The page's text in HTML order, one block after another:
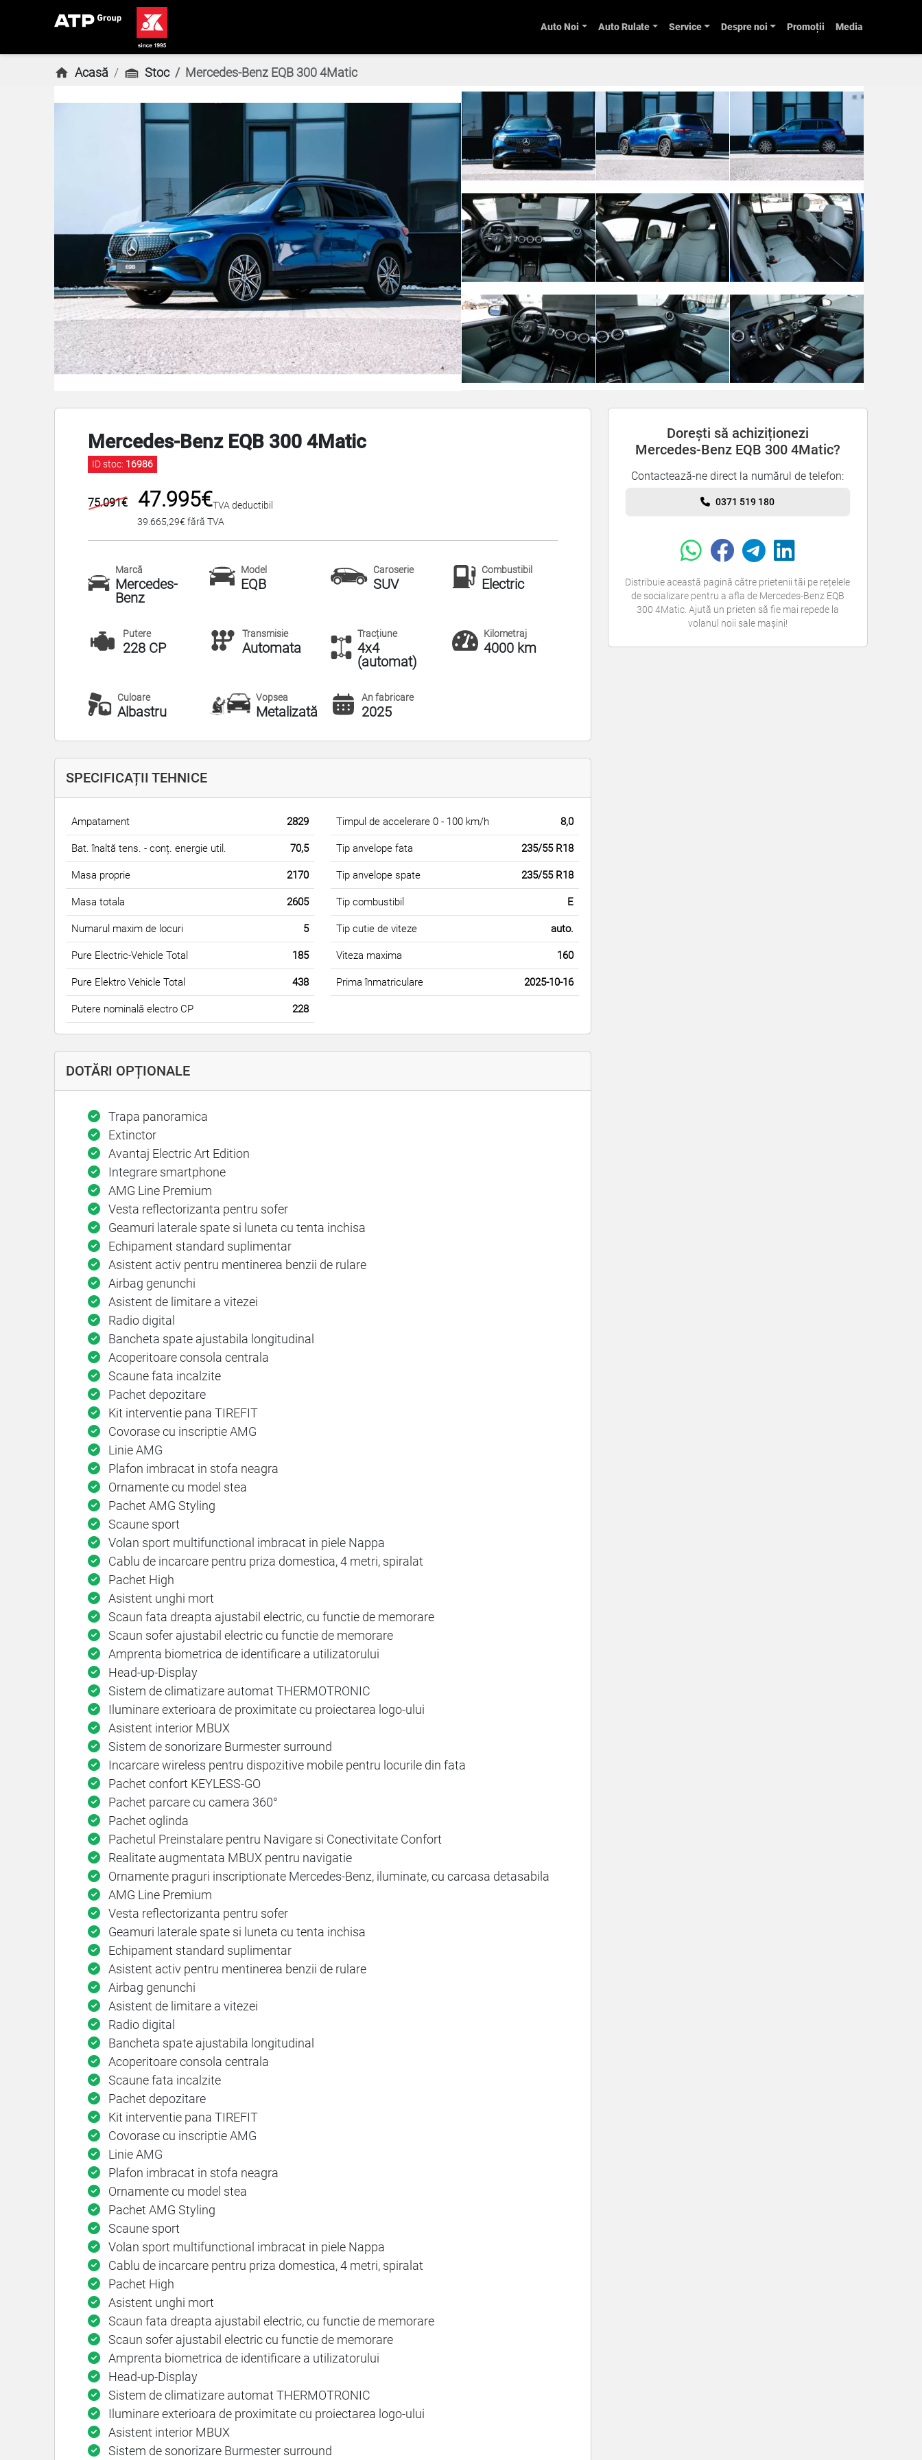
Auto Noi Auto Rulate Service Despre noi Promoții Media
Acasă Stoc Mercedes-Benz EQB 300 4Matic
Mercedes-Benz EQB 300 4Matic
ID stoc: 16986
75.091€ 47.995€TVA deductibil
39.665,29€ fără TVA
Marcă
Mercedes-
Benz
Model
EQB
Caroserie
SUV
Combustibil
Electric
Putere
228 CP
Transmisie
Automata
Tracțiune
4x4
(automat)
Kilometraj
4000 km
Culoare
Albastru
Vopsea
Metalizată
An fabricare
2025
SPECIFICAȚII TEHNICE
Ampatament 2829
Bat. înaltă tens. - conț. energie util. 70,5
Masa proprie 2170
Masa totala 2605
Numarul maxim de locuri 5
Pure Electric-Vehicle Total 185
Pure Elektro Vehicle Total 438
Putere nominală electro CP 228
Timpul de accelerare 0 - 100 km/h 8,0
Tip anvelope fata 235/55 R18
Tip anvelope spate 235/55 R18
Tip combustibil E
Tip cutie de viteze auto.
Viteza maxima 160
Prima înmatriculare 2025-10-16
DOTĂRI OPȚIONALE
Trapa panoramica
Extinctor
Avantaj Electric Art Edition
Integrare smartphone
AMG Line Premium
Vesta reflectorizanta pentru sofer
Geamuri laterale spate si luneta cu tenta inchisa
Echipament standard suplimentar
Asistent activ pentru mentinerea benzii de rulare
Airbag genunchi
Asistent de limitare a vitezei
Radio digital
Bancheta spate ajustabila longitudinal
Acoperitoare consola centrala
Scaune fata incalzite
Pachet depozitare
Kit interventie pana TIREFIT
Covorase cu inscriptie AMG
Linie AMG
Plafon imbracat in stofa neagra
Ornamente cu model stea
Pachet AMG Styling
Scaune sport
Volan sport multifunctional imbracat in piele Nappa
Cablu de incarcare pentru priza domestica, 4 metri, spiralat
Pachet High
Asistent unghi mort
Scaun fata dreapta ajustabil electric, cu functie de memorare
Scaun sofer ajustabil electric cu functie de memorare
Amprenta biometrica de identificare a utilizatorului
Head-up-Display
Sistem de climatizare automat THERMOTRONIC
Iluminare exterioara de proximitate cu proiectarea logo-ului
Asistent interior MBUX
Sistem de sonorizare Burmester surround
Incarcare wireless pentru dispozitive mobile pentru locurile din fata
Pachet confort KEYLESS-GO
Pachet parcare cu camera 360°
Pachet oglinda
Pachetul Preinstalare pentru Navigare si Conectivitate Confort
Realitate augmentata MBUX pentru navigatie
Ornamente praguri inscriptionate Mercedes-Benz, iluminate, cu carcasa detasabila
AMG Line Premium
Vesta reflectorizanta pentru sofer
Geamuri laterale spate si luneta cu tenta inchisa
Echipament standard suplimentar
Asistent activ pentru mentinerea benzii de rulare
Airbag genunchi
Asistent de limitare a vitezei
Radio digital
Bancheta spate ajustabila longitudinal
Acoperitoare consola centrala
Scaune fata incalzite
Pachet depozitare
Kit interventie pana TIREFIT
Covorase cu inscriptie AMG
Linie AMG
Plafon imbracat in stofa neagra
Ornamente cu model stea
Pachet AMG Styling
Scaune sport
Volan sport multifunctional imbracat in piele Nappa
Cablu de incarcare pentru priza domestica, 4 metri, spiralat
Pachet High
Asistent unghi mort
Scaun fata dreapta ajustabil electric, cu functie de memorare
Scaun sofer ajustabil electric cu functie de memorare
Amprenta biometrica de identificare a utilizatorului
Head-up-Display
Sistem de climatizare automat THERMOTRONIC
Iluminare exterioara de proximitate cu proiectarea logo-ului
Asistent interior MBUX
Sistem de sonorizare Burmester surround
Dorești să achiziționezi
Mercedes-Benz EQB 300 4Matic?
Contactează-ne direct la numărul de telefon:
0371 519 180
Distribuie această pagină către prietenii tăi pe rețelele
de socializare pentru a afla de Mercedes-Benz EQB
300 4Matic. Ajută un prieten să fie mai repede la
volanul noii sale mașini!